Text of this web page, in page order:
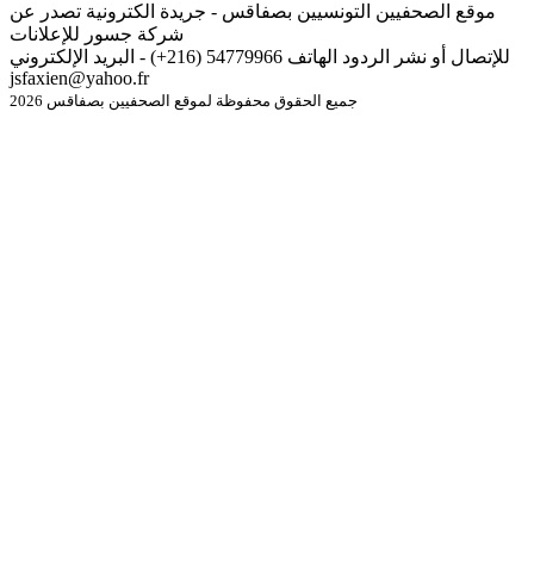
موقع الصحفيين التونسيين بصفاقس - جريدة الكترونية تصدر عن
شركة جسور للإعلانات
للإتصال أو نشر الردود الهاتف 54779966 (216+) - البريد الإلكتروني
jsfaxien@yahoo.fr
جميع الحقوق محفوظة لموقع الصحفيين بصفاقس 2026